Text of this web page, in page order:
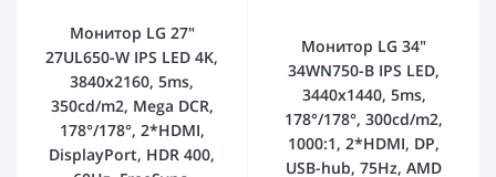
Монитор LG 27"
27UL650-W IPS LED 4K,
3840x2160, 5ms,
350cd/m2, Mega DCR,
178°/178°, 2*HDMI,
DisplayPort, HDR 400,
Монитор LG 34"
34WN750-B IPS LED,
3440x1440, 5ms,
178°/178°, 300cd/m2,
1000:1, 2*HDMI, DP,
USB-hub, 75Hz, AMD